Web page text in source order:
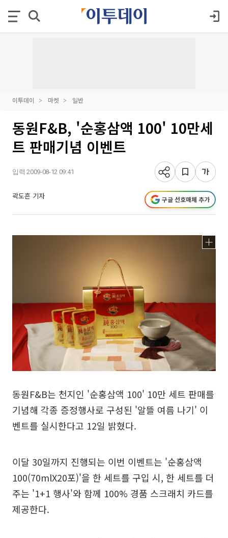
이투데이 마켓 일반
동원F&B, '순홍삼액 100' 10만세
트 판매기념 이벤트
입력 2009-08-12 09:41
곽도흔 기자 구글 선호매체 추가
동원F&B는 천지인 '순홍삼액 100' 10만 세트 판매를
기념해 각종 증정행사로 구성된 '알뜰 여름 나기' 이
벤트를 실시한다고 12일 밝혔다.
이달 30일까지 진행되는 이번 이벤트는 '순홍삼액
100(70mlX20포)'을 한 세트를 구입 시, 한 세트를 더
주는 '1+1 행사'와 함께 100% 경품 스크래치 카드를
제공한다.